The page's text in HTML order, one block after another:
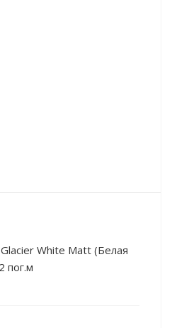
White Matt (Белая
пог.м